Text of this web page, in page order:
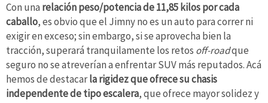
Con una relación peso/potencia de 11,85 kilos por cada
caballo, es obvio que el Jimny no es un auto para correr ni
exigir en exceso; sin embargo, si se aprovecha bien la
tracción, superará tranquilamente los retos off-roadque
seguro no se atreverían a enfrentar SUV más reputados. Acá
hemos de destacarla rigidez que ofrece su chasis
independente de tipo escalera, que ofrece mayor solidez y